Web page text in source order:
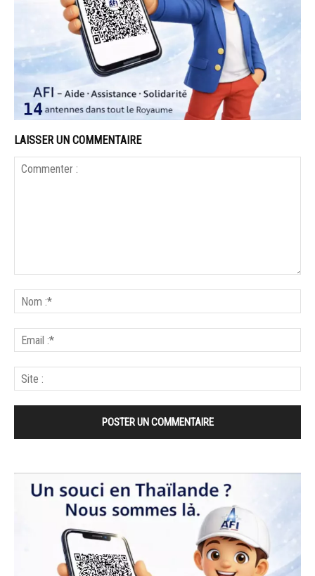
LAISSER UN COMMENTAIRE